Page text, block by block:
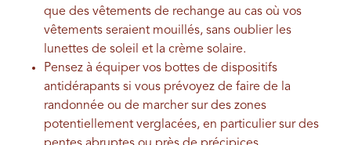
que des vêtements de rechange au cas où vos
vêtements seraient mouillés, sans oublier les
lunettes de soleil et la crème solaire.
Pensez à équiper vos bottes de dispositifs
antidérapants si vous prévoyez de faire de la
randonnée ou de marcher sur des zones
potentiellement verglacées, en particulier sur des